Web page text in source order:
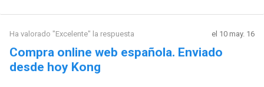
Ha valorado "Excelente" la respuesta el 10 may. 16
Compra online web española. Enviado
desde hoy Kong